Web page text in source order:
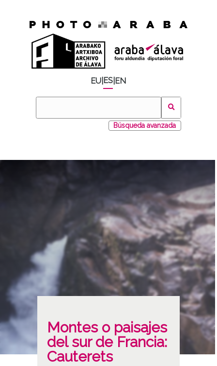
EU ES EN
Búsqueda avanzada
Montes o paisajes
del sur de Francia:
Cauterets